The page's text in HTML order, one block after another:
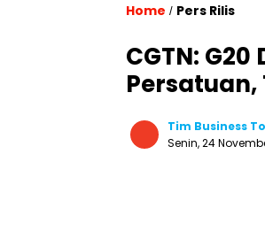
Home / Pers Rilis
CGTN:
Tim Business
Senin, 24